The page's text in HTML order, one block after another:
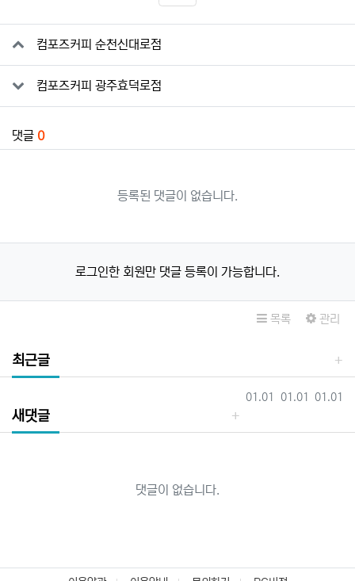
SNS 공유
관련자료컴포즈커피 순천신대로점
컴포즈커피 광주효덕로점
댓글 0
등록된 댓글이 없습니다.
로그인한 회원만 댓글 등록이 가능합니다.
목록 관리
최근글
등록일
01.01
등록일
01.01
등록일
01.01
새댓글
댓글이 없습니다.